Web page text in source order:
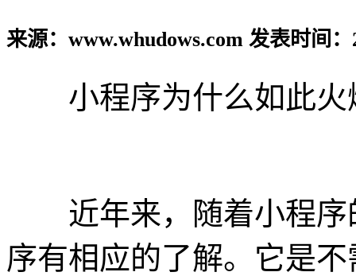
来源：www.whudows.com 发表时间：
小程序为什么如此火
近年来，随着小程序
序有相应的了解。它是